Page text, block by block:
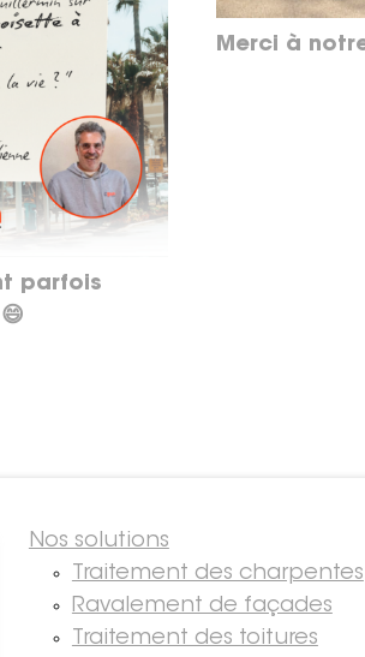
parfois
Merci à
Nos solutions
Traitement des charpentes
Ravalement de façades
Traitement des toitures